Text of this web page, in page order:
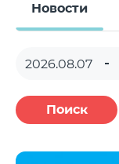
Новости
Поиск